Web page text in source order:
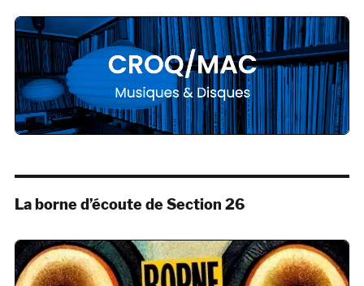
La borne d’écoute de Section 26